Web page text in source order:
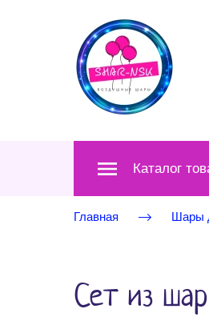
Каталог
Главная Шары
Сет из